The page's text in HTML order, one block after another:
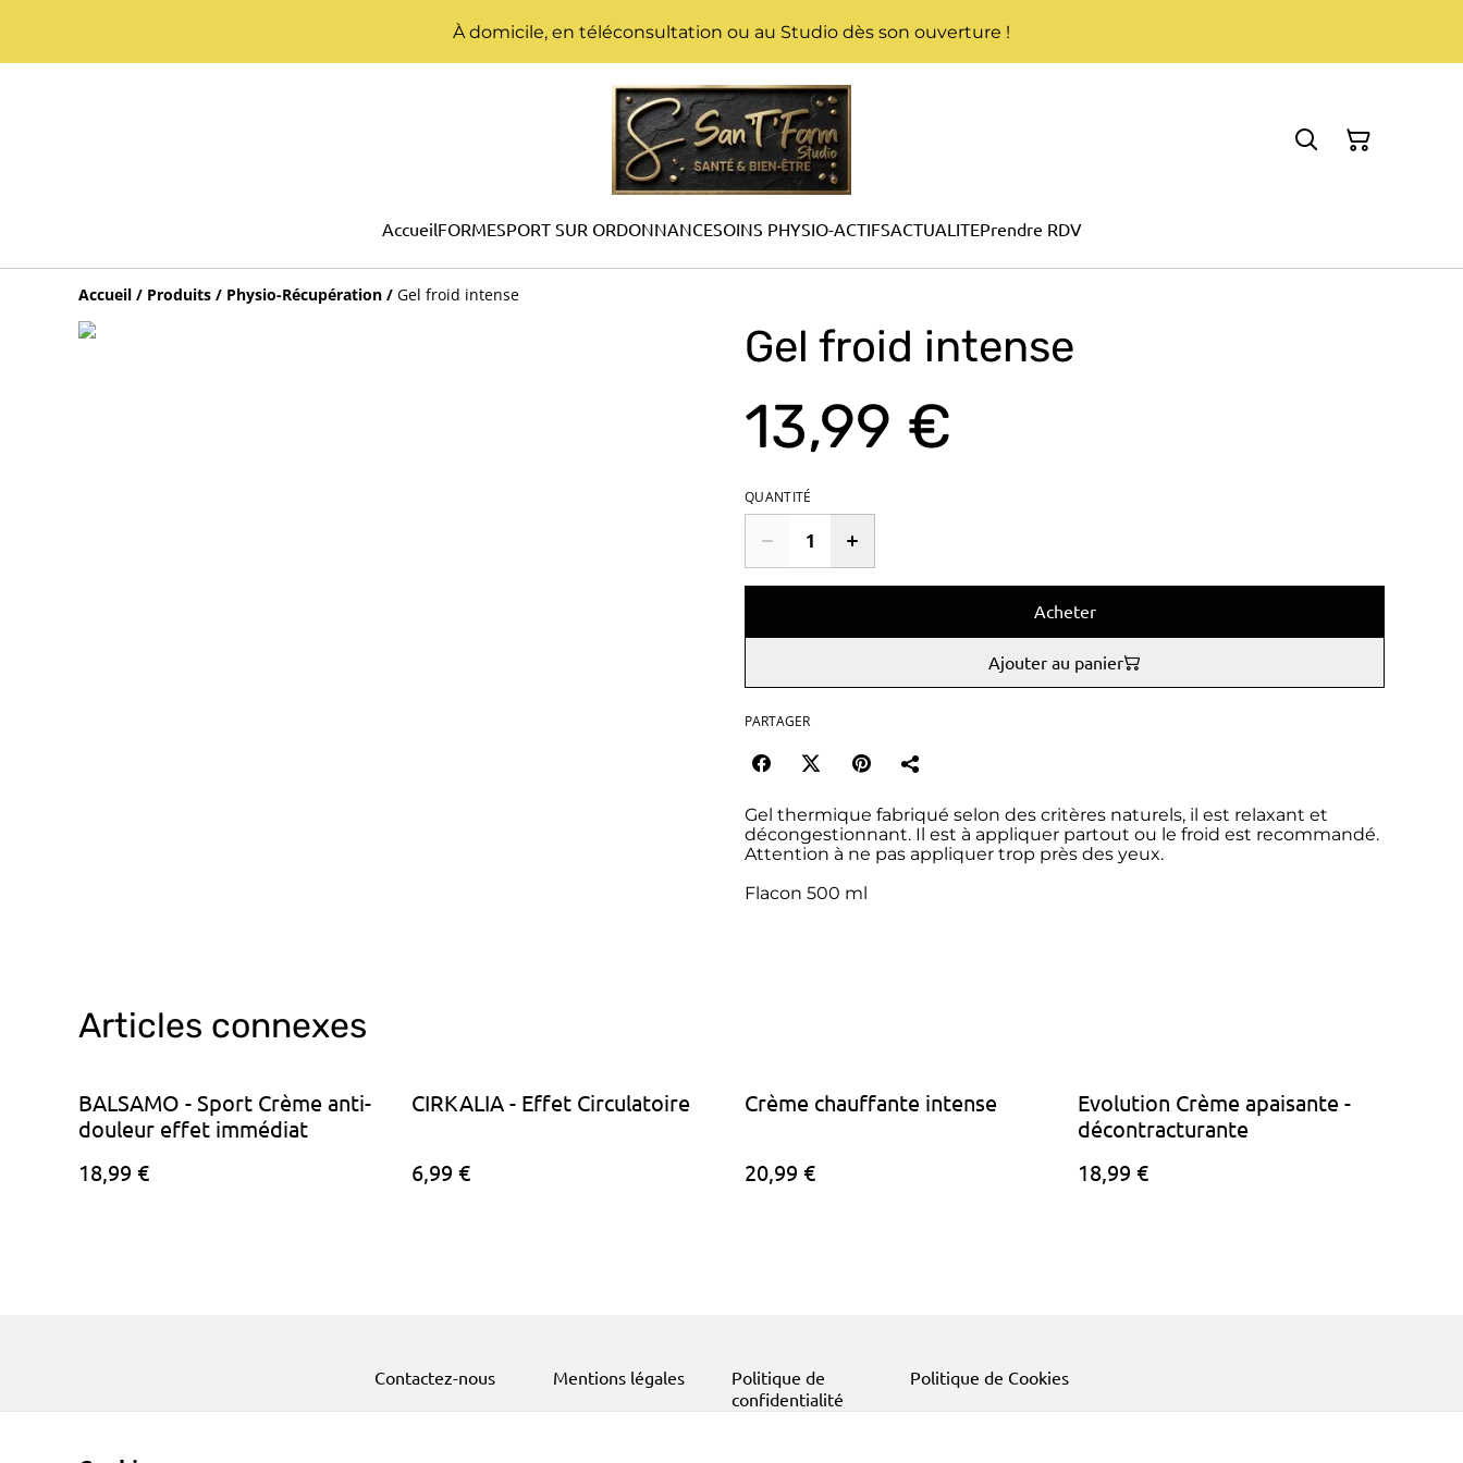
À domicile, en téléconsultation ou au Studio dès son ouverture !
AccueilFORMESPORT SUR ORDONNANCESOINS PHYSIO-ACTIFSACTUALITEPrendre RDV
Accueil / Produits / Physio-Récupération / Gel froid intense
Gel froid intense
13,99 €
QUANTITÉ
Acheter
Ajouter au panier
PARTAGER
Gel thermique fabriqué selon des critères naturels, il est relaxant et
décongestionnant. Il est à appliquer partout ou le froid est recommandé.
Attention à ne pas appliquer trop près des yeux.
Flacon 500 ml
Articles connexes
BALSAMO - Sport Crème anti-
douleur effet immédiat
18,99 €
CIRKALIA - Effet Circulatoire
6,99 €
Crème chauffante intense
20,99 €
Evolution Crème apaisante -
décontracturante
18,99 €
Contactez-nous Mentions légales
Politique de
confidentialité
Politique de Cookies